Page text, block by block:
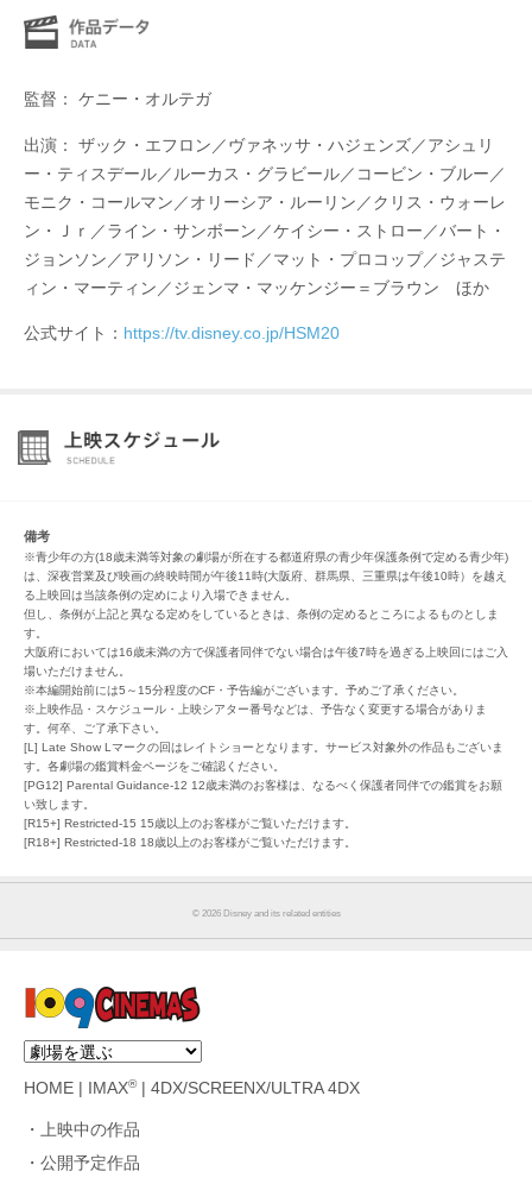
監督： ケニー・オルテガ
出演： ザック・エフロン／ヴァネッサ・ハジェンズ／アシュリ
ー・ティスデール／ルーカス・グラビール／コービン・ブルー／
モニク・コールマン／オリーシア・ルーリン／クリス・ウォーレ
ン・Ｊｒ／ライン・サンボーン／ケイシー・ストロー／バート・
ジョンソン／アリソン・リード／マット・プロコップ／ジャステ
ィン・マーティン／ジェンマ・マッケンジー＝ブラウン ほか
公式サイト： https://tv.disney.co.jp/HSM20
備考
※青少年の方(18歳未満等対象の劇場が所在する都道府県の青少年保護条例で定める青少年)
は、深夜営業及び映画の終映時間が午後11時(大阪府、群馬県、三重県は午後10時）を越え
る上映回は当該条例の定めにより入場できません。
但し、条例が上記と異なる定めをしているときは、条例の定めるところによるものとしま
す。
大阪府においては16歳未満の方で保護者同伴でない場合は午後7時を過ぎる上映回にはご入
場いただけません。
※本編開始前には5～15分程度のCF・予告編がございます。予めご了承ください。
※上映作品・スケジュール・上映シアター番号などは、予告なく変更する場合がありま
す。何卒、ご了承下さい。
[L] Late Show Lマークの回はレイトショーとなります。サービス対象外の作品もございま
す。各劇場の鑑賞料金ページをご確認ください。
[PG12] Parental Guidance-12 12歳未満のお客様は、なるべく保護者同伴での鑑賞をお願
い致します。
[R15+] Restricted-15 15歳以上のお客様がご覧いただけます。
[R18+] Restricted-18 18歳以上のお客様がご覧いただけます。
© 2026 Disney and its related entities
HOME IMAX®| 4DX/SCREENX/ULTRA 4DX
上映中の作品
公開予定作品